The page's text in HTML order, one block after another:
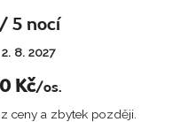
5 nocí
8. 2027
Kč/os.
ceny a zbytek později.